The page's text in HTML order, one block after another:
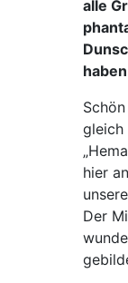
alle
Schön
gleich
hier
Der